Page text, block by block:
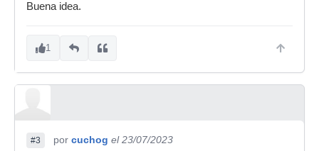
Buena idea.
1
#3 por cuchog el 23/07/2023